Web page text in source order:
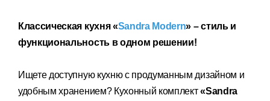
Классическая кухня «Sandra Modern» –стиль и
функциональность в одном решении!
И щете доступную кухню с продуманным дизайном и
удобным хранением? Кухонный комплект«Sandra